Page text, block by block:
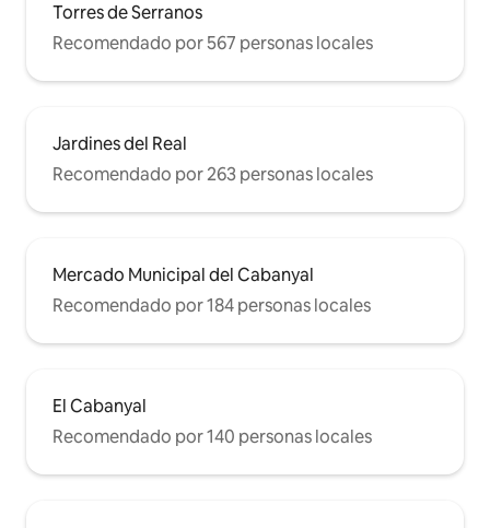
Torres de Serranos
Recomendado por 567 personas locales
Jardines del Real
Recomendado por 263 personas locales
Mercado Municipal del Cabanyal
Recomendado por 184 personas locales
El Cabanyal
Recomendado por 140 personas locales